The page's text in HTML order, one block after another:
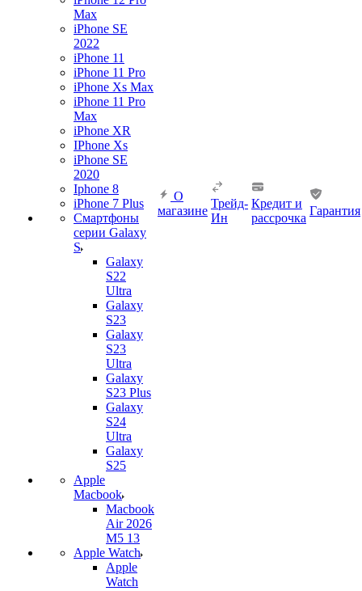
Max
iPhone SE
2022
iPhone 11
iPhone 11 Pro
iPhone Xs Max
iPhone 11 Pro
Max
iPhone XR
IPhone Xs
iPhone SE
2020
Iphone 8
iPhone 7 Plus
Смартфоны
серии Galaxy
S
Galaxy
S22
Ultra
Galaxy
S23
Galaxy
S23
Ultra
Galaxy
S23 Plus
Galaxy
S24
Ultra
Galaxy
S25
Apple
Macbook
Macbook
Air 2026
M5 13
Apple Watch
Apple
Watch
О
магазине
Трейд-
Ин
Кредит и
рассрочка
Гарантия